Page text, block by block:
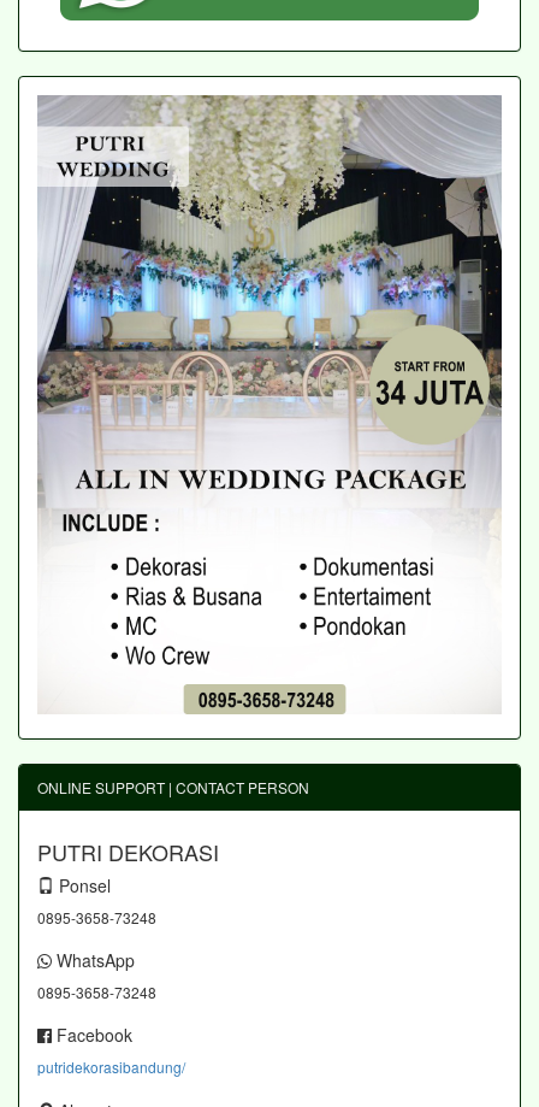
ONLINE SUPPORT | CONTACT PERSON
PUTRI DEKORASI
Ponsel
0895-3658-73248
WhatsApp
0895-3658-73248
Facebook
putridekorasibandung/